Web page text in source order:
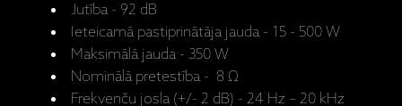
Jutība - 92 dB
Ieteicamā pastiprinātāja jauda - 15 - 500 W
Maksimālā jauda - 350 W
Nominālā pretestība - 8 Ω
Frekvenču josla (+/- 2 dB) - 24 Hz – 20 kHz